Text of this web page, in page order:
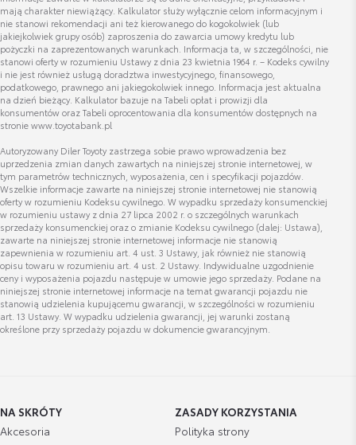
1 401,86 zł Zobacz szczegóły
Bagażnik Dachowy Lexus M
Cena brutto
3 350,00 zł Zobacz szczegóły
Bagażnik Dachowy Lexus L
Cena brutto
3 700,00 zł Zobacz szczegóły
Bagażnik Dachowy Lexus XL
Cena brutto
4 249,99 zł Zobacz szczegóły
Bagażnik Dachowy Lexus Alpine
Zobacz szczegóły
mariusz.gawel@lexus-krakow.com.pl
Kacper Dobosz
Specjalista ds. Odkupu Samochodów Używanych
Wyświetl numer
kacper.dobosz@toyota.radom.pl
Grzegorz Bubniak
mają charakter niewiążący. Kalkulator służy wyłącznie celom informacyjnym i
nie stanowi rekomendacji ani też kierowanego do kogokolwiek (lub
jakiejkolwiek grupy osób) zaproszenia do zawarcia umowy kredytu lub
pożyczki na zaprezentowanych warunkach. Informacja ta, w szczególności, nie
stanowi oferty w rozumieniu Ustawy z dnia 23 kwietnia 1964 r. – Kodeks cywilny
i nie jest również usługą doradztwa inwestycyjnego, finansowego,
podatkowego, prawnego ani jakiegokolwiek innego. Informacja jest aktualna
na dzień bieżący. Kalkulator bazuje na Tabeli opłat i prowizji dla
konsumentów oraz Tabeli oprocentowania dla konsumentów dostępnych na
stronie www.toyotabank.pl
Autoryzowany Diler Toyoty zastrzega sobie prawo wprowadzenia bez
uprzedzenia zmian danych zawartych na niniejszej stronie internetowej, w
tym parametrów technicznych, wyposażenia, cen i specyfikacji pojazdów.
Wszelkie informacje zawarte na niniejszej stronie internetowej nie stanowią
oferty w rozumieniu Kodeksu cywilnego. W wypadku sprzedaży konsumenckiej
w rozumieniu ustawy z dnia 27 lipca 2002 r. o szczególnych warunkach
sprzedaży konsumenckiej oraz o zmianie Kodeksu cywilnego (dalej: Ustawa),
zawarte na niniejszej stronie internetowej informacje nie stanowią
zapewnienia w rozumieniu art. 4 ust. 3 Ustawy, jak również nie stanowią
opisu towaru w rozumieniu art. 4 ust. 2 Ustawy. Indywidualne uzgodnienie
ceny i wyposażenia pojazdu następuje w umowie jego sprzedaży. Podane na
niniejszej stronie internetowej informacje na temat gwarancji pojazdu nie
stanowią udzielenia kupującemu gwarancji, w szczególności w rozumieniu
art. 13 Ustawy. W wypadku udzielenia gwarancji, jej warunki zostaną
określone przy sprzedaży pojazdu w dokumencie gwarancyjnym.
NA SKRÓTY
Akcesoria
ZASADY KORZYSTANIA
Polityka strony